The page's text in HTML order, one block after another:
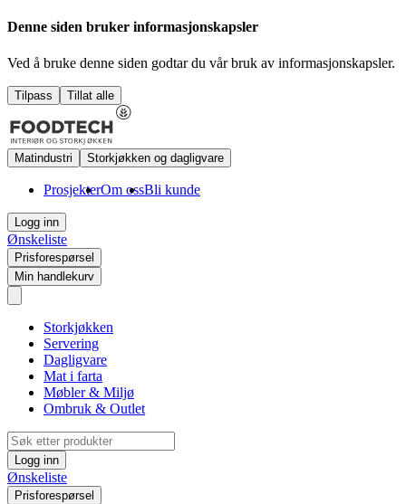
Denne siden bruker informasjonskapsler
Ved å bruke denne siden godtar du vår bruk av informasjonskapsler.
Tilpass Tillat alle
Matindustri Storkjøkken og dagligvare
ProsjekterOm ossBli kunde
Logg inn
Ønskeliste
Prisforespørsel
Min handlekurv
Storkjøkken
Servering
Dagligvare
Mat i farta
Møbler & Miljø
Ombruk & Outlet
Logg inn
Ønskeliste
Prisforespørsel